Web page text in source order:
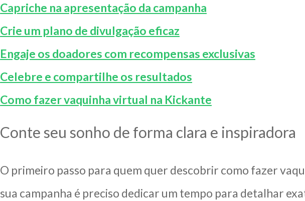
Capriche na apresentação da campanha
Crie um plano de divulgação eficaz
Engaje os doadores com recompensas exclusivas
Celebre e compartilhe os resultados
Como fazer vaquinha virtual na Kickante
Conte seu sonho de forma clara e inspiradora
O primeiro passo para quem quer descobrir como fazer
sua campanha é preciso dedicar um tempo para detalhar